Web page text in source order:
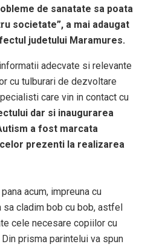
de sanatate sa poata
societate”, a mai adaugat
judetului Maramures.
adecvate si relevante
cu tulburari de dezvoltare
care vin in contact cu
dar si inaugurarea
a fost marcata
prezenti la realizarea
acum, impreuna cu
cladim bob cu bob, astfel
cele necesare copiilor cu
prisma parintelui va spun